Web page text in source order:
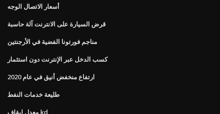
أسعار الاتصال الوجه
قرض السيارة على الانترنت آلة حاسبة
مناجم فورتونا الفضية في الأرجنتين
كسب الدخل عبر الإنترنت دون استثمار
ارتفاع منخفض أنيق في عام 2020
طليعة خدمات النفط
معدل إيقاف kd